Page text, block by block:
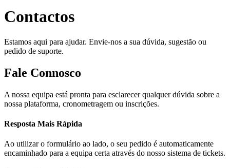
Contactos
Estamos aqui para ajudar. Envie-nos a sua dúvida, sugestão ou
pedido de suporte.
Fale Connosco
A nossa equipa está pronta para esclarecer qualquer dúvida sobre a
nossa plataforma, cronometragem ou inscrições.
Resposta Mais Rápida
Ao utilizar o formulário ao lado, o seu pedido é automaticamente
encaminhado para a equipa certa através do nosso sistema de tickets.